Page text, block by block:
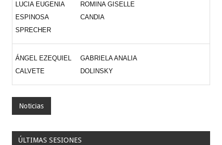
LUCIA EUGENIA
ESPINOSA
SPRECHER
ROMINA GISELLE
CANDIA
ÁNGEL EZEQUIEL
CALVETE
GABRIELA ANALIA
DOLINSKY
Noticias
ÚLTIMAS SESIONES